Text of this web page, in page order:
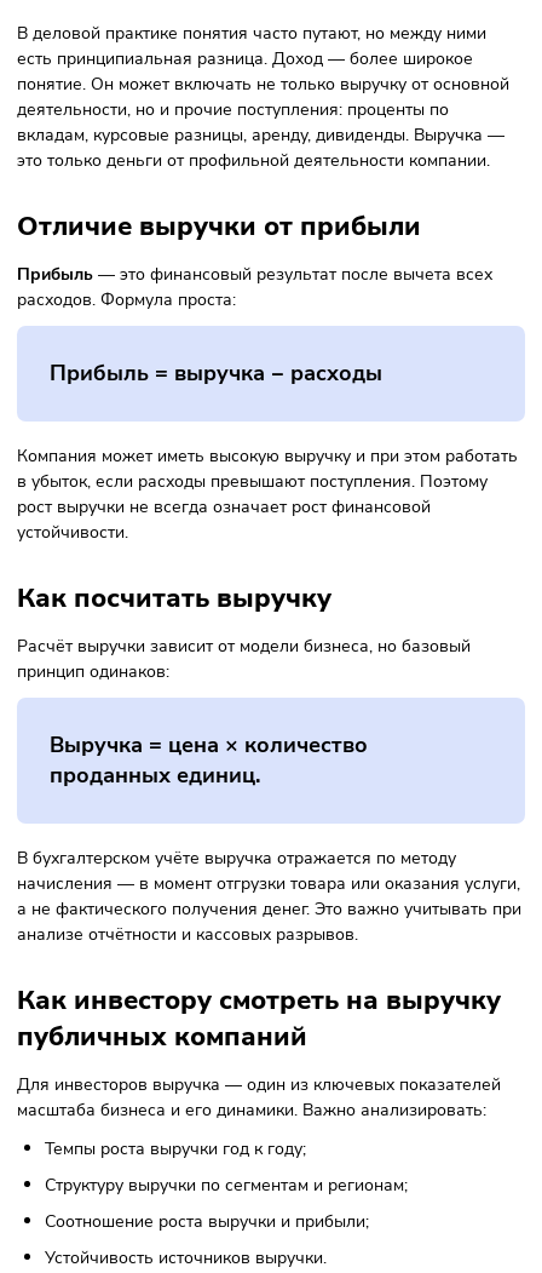
выручка показывает масштаб продаж и объём бизнеса,
отражает, зарабатывает ли компания.
Отличие выручки от дохода
есть принципиальная разница. Доход — более широкое
деятельности, но и прочие поступления: проценты по
вкладам, курсовые разницы, аренду, дивиденды.
это только деньги от профильной деятельности
Отличие выручки от прибыли
Прибыль— это финансовый результат после вычета
расходов. Формула проста:
Компания может иметь высокую выручку и при этом
в убыток, если расходы превышают поступления. Поэтому
устойчивости.
Как посчитать выручку
Расчёт выручки зависит от модели бизнеса, но базовый
принцип одинаков:
Выручка = цена × количество
проданных единиц.
В бухгалтерском учёте выручка отражается по методу
начисления — в момент отгрузки товара или оказания
анализе отчётности и кассовых разрывов.